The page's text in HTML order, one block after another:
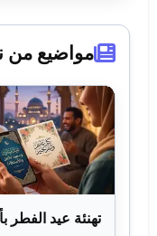
مواضيع من
تهنئة عيد الفطر